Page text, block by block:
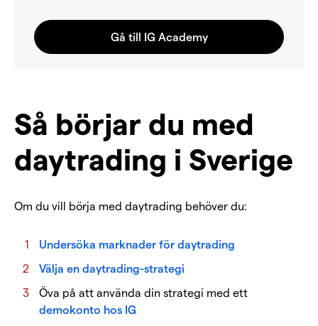
Så börjar du med
daytrading i Sverige
Om du vill börja med daytrading behöver du:
Undersöka marknader för daytrading
Välja en daytrading-strategi
Öva på att använda din strategi med ett
demokonto hos IG